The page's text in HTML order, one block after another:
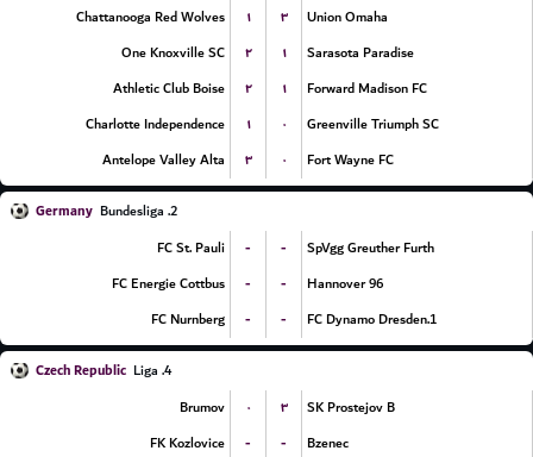
Chattanooga Red Wolves
۱ ۳
Union Omaha
One Knoxville SC
۲ ۱
Sarasota Paradise
Athletic Club Boise
۲ ۱
Forward Madison FC
Charlotte Independence
۱ ۰
Greenville Triumph SC
Antelope Valley Alta
۳ ۰ Fort Wayne FC
Germany
2. Bundesliga
FC St. Pauli
- -
SpVgg Greuther Furth
FC Energie Cottbus
- -
Hannover 96
FC Nurnberg
- - 1.FC Dynamo Dresden
Czech Republic
4. Liga
Brumov
۰ ۳
SK Prostejov B
FK Kozlovice
- -
Bzenec